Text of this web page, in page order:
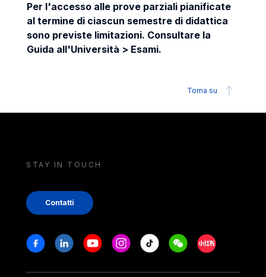
Per l'accesso alle prove parziali pianificate
al termine di ciascun semestre di didattica
sono previste limitazioni. Consultare la
Guida all'Università > Esami.
Torna su
STAY IN TOUCH
Contatti
Stay in touch
FacebookLinkedinYoutubeInstagram
Tiktok WeechatXiaohongshu/